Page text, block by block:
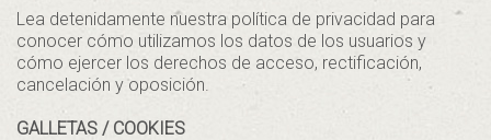
Lea detenidamente nuestra política de privacidad para
conocer cómo utilizamos los datos de los usuarios y
cómo ejercer los derechos de acceso, rectificación,
cancelación y oposición.
GALLETAS / COOKIES